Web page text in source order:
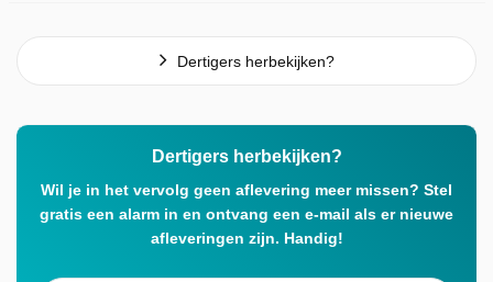
Dertigers herbekijken?
Dertigers herbekijken?
Wil je in het vervolg geen aflevering meer missen? Stel
gratis een alarm in en ontvang een e-mail als er nieuwe
afleveringen zijn. Handig!